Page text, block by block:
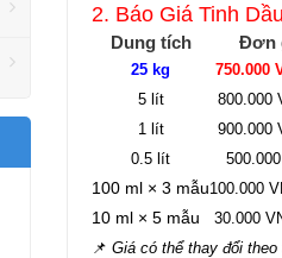
2. Báo Giá Tinh
Dung tích Đơn
25 kg 750.000
5 lít 800.000
1 lít
900.000
0.5 lít
100 ml × 3 mẫu100.000
10 ml × 5 mẫu
30.000
📌 Giá có thể thay đổi